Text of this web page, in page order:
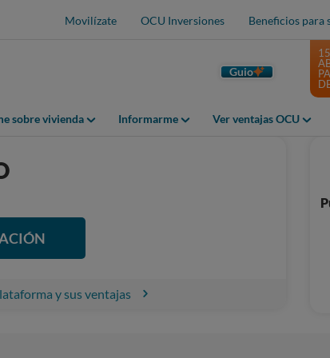
Movilízate OCU Inversiones Beneficios para
Guio
sobre vivienda Informarme Ver ventajas OCU
y sus ventajas